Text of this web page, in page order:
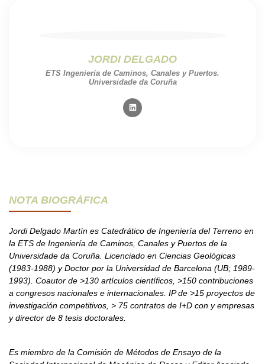
JORDI DELGADO
ETS Ingeniería de Caminos, Canales y Puertos.
Universidade da Coruña
NOTA BIOGRÁFICA
Jordi Delgado Martín es Catedrático de Ingeniería del Terreno en
la ETS de Ingeniería de Caminos, Canales y Puertos de la
Universidade da Coruña. Licenciado en Ciencias Geológicas
(1983-1988) y Doctor por la Universidad de Barcelona (UB; 1989-
1993). Coautor de >130 artículos científicos, >150 contribuciones
a congresos nacionales e internacionales. IP de >15 proyectos de
investigación competitivos, > 75 contratos de I+D con y empresas
y director de 8 tesis doctorales.
Es miembro de la Comisión de Métodos de Ensayo de la